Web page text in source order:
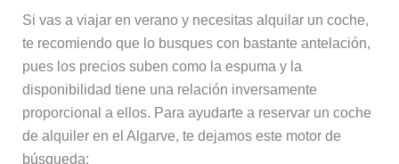
Si vas a viajar en verano y necesitas alquilar un coche,
te recomiendo que lo busques con bastante antelación,
pues los precios suben como la espuma y la
disponibilidad tiene una relación inversamente
proporcional a ellos. Para ayudarte a reservar un coche
de alquiler en el Algarve, te dejamos este motor de
búsqueda: